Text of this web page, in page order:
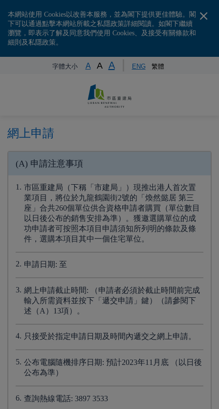
本網站使用 Cookies以改善本服務，並為閣下提供更佳體驗。閣
下可以通過點擊本網站所載之私隱政策詳細閱讀。如閣下繼續
瀏覽，即表示了解及同意我們使用 Cookies、及接受有關條款和
細則及私隱政策。
字體大小 A A A ENG 繁體
網上申請
(A) 申請注意事項
1. 市區重建局（下稱「市建局」）現推出港人首次置
業項目，將位於九龍鶴園街2號的「煥然懿居 第三
座」合共260個單位供合資格申請者購買（單位數目
以日後公布的銷售安排為準）。獲邀選購單位的成
功申請者可按照本項目申請須知所列明的條款及條
件，選購本項目其中一個住宅單位。
2. 申請日期: 至
3. 網上申請截止時間: （申請者必須於截止時間前完成
輸入所需資料並按下「遞交申請」鍵）（請參閱下
述（A）13項）。
4. 只接受於指定申請日期及時間內遞交之網上申請。
5. 公布電腦隨機排序日期: 預計2023年11月底 （以日後
公布為準）
6. 查詢熱線電話: 3897 3533